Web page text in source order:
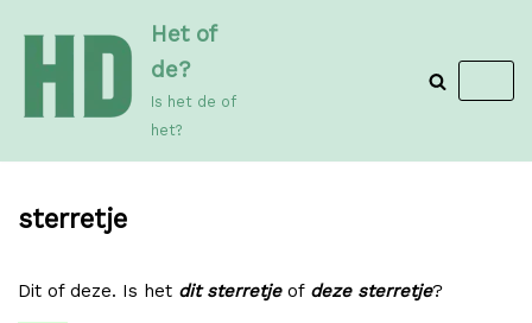
de
inhoud
Het of
de?
Is het de of
het?
sterretje
Dit of deze. Is het dit sterretjeof deze sterretje?